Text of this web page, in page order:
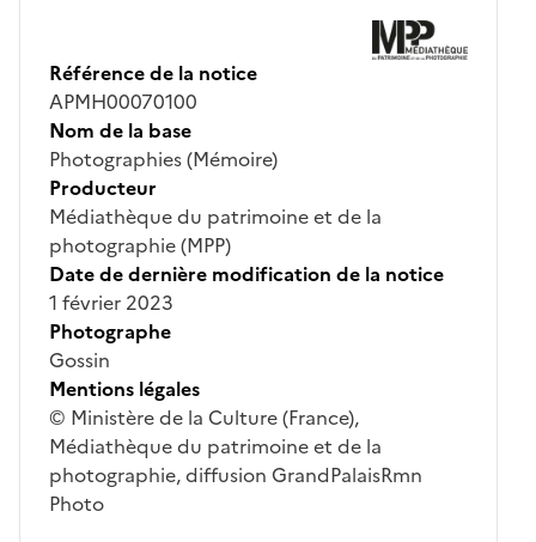
Référence de la notice
APMH00070100
Nom de la base
Photographies (Mémoire)
Producteur
Médiathèque du patrimoine et de la
photographie (MPP)
Date de dernière modification de la notice
1 février 2023
Photographe
Gossin
Mentions légales
© Ministère de la Culture (France),
Médiathèque du patrimoine et de la
photographie, diffusion GrandPalaisRmn
Photo